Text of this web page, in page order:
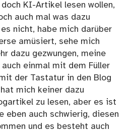
KI-Artikel lesen wollen,
auch mal was dazu
nicht, habe mich darüber
amüsiert, sehe mich
dazu gezwungen, meine
einmal mit dem Füller
der Tastatur in den Blog
mich keiner dazu
zu lesen, aber es ist
eben auch schwierig, diesen
und es besteht auch